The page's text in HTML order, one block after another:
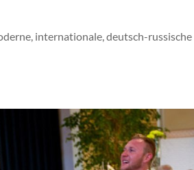
internationale, deutsch-russische